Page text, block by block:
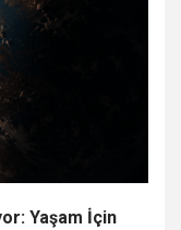
Yaşam İçin